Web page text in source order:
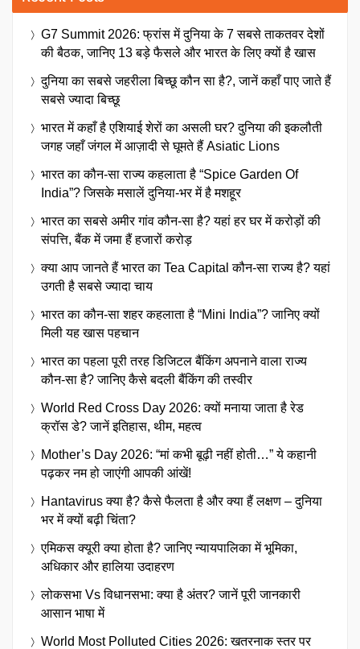
G7 Summit 2026: फ्रांस में दुनिया के 7 सबसे ताकतवर देशों
की बैठक, जानिए 13 बड़े फैसले और भारत के लिए क्यों है खास
दुनिया का सबसे जहरीला बिच्छू कौन सा है?, जानें कहाँ पाए जाते हैं
सबसे ज्यादा बिच्छू
भारत में कहाँ है एशियाई शेरों का असली घर? दुनिया की इकलौती
जगह जहाँ जंगल में आज़ादी से घूमते हैं Asiatic Lions
भारत का कौन-सा राज्य कहलाता है “Spice Garden Of
India”? जिसके मसालें दुनिया-भर में है मशहूर
भारत का सबसे अमीर गांव कौन-सा है? यहां हर घर में करोड़ों की
संपत्ति, बैंक में जमा हैं हजारों करोड़
क्या आप जानते हैं भारत का Tea Capital कौन-सा राज्य है? यहां
उगती है सबसे ज्यादा चाय
भारत का कौन-सा शहर कहलाता है “Mini India”? जानिए क्यों
मिली यह खास पहचान
भारत का पहला पूरी तरह डिजिटल बैंकिंग अपनाने वाला राज्य
कौन-सा है? जानिए कैसे बदली बैंकिंग की तस्वीर
World Red Cross Day 2026: क्यों मनाया जाता है रेड
क्रॉस डे? जानें इतिहास, थीम, महत्व
Mother’s Day 2026: “मां कभी बूढ़ी नहीं होती…” ये कहानी
पढ़कर नम हो जाएंगी आपकी आंखें!
Hantavirus क्या है? कैसे फैलता है और क्या हैं लक्षण – दुनिया
भर में क्यों बढ़ी चिंता?
एमिकस क्यूरी क्या होता है? जानिए न्यायपालिका में भूमिका,
अधिकार और हालिया उदाहरण
लोकसभा Vs विधानसभा: क्या है अंतर? जानें पूरी जानकारी
आसान भाषा में
World Most Polluted Cities 2026: खतरनाक स्तर पर